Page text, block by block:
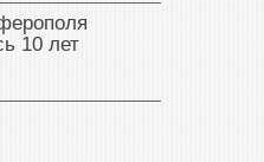
10 лет